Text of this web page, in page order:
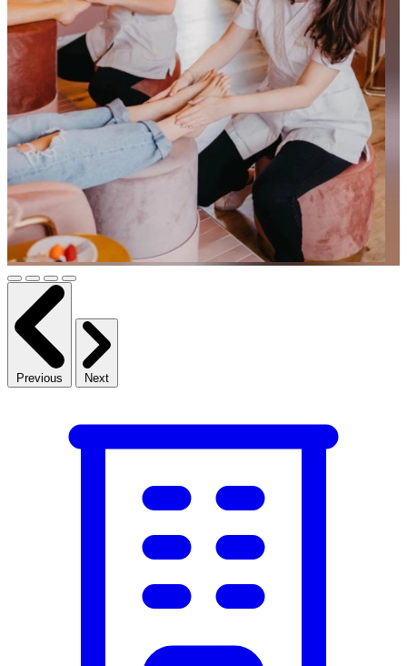
Previous Next